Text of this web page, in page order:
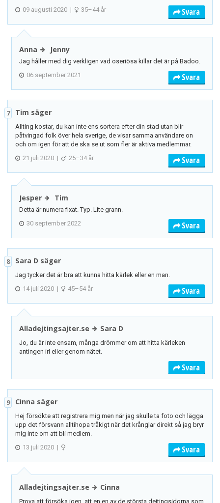
09 augusti 2020 | 35–44 år Svara
Anna Jenny
Jag håller med dig verkligen vad oseriösa killar det är på Badoo.
06 september 2021
Svara
7 Tim säger
Allting kostar, du kan inte ens sortera efter din stad utan blir
påtvingad folk över hela sverige, de visar samma användare on
och om igen för att de ska se ut som fler är aktiva medlemmar.
21 juli 2020 | 25–34 år Svara
Jesper Tim
Detta är numera fixat. Typ. Lite grann.
30 september 2022
Svara
8 Sara D säger
Jag tycker det är bra att kunna hitta kärlek eller en man.
14 juli 2020 | 45–54 år Svara
Alladejtingsajter.se Sara D
Jo, du är inte ensam, många drömmer om att hitta kärleken
antingen irl eller genom nätet.
Svara
9 Cinna säger
Hej försökte att registrera mig men när jag skulle ta foto och lägga
upp det försvann alltihopa tråkigt när det krånglar direkt så jag bryr
mig inte om att bli medlem.
13 juli 2020 | Svara
Alladejtingsajter.se Cinna
Prova att försöka igen, att en en av de största dejtingsidorna som